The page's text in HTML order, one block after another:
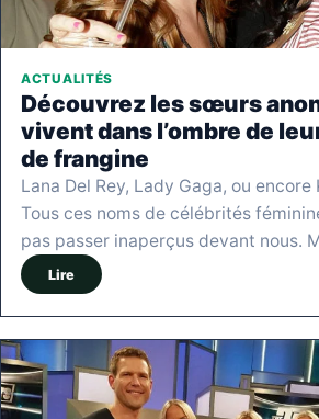
ACTUALITÉS
Découvrez les sœurs
vivent dans l’ombre de
de frangine
Lana Del Rey, Lady Gaga, ou encore
Tous ces noms de célébrités
pas passer inaperçus devant nous.
Lire